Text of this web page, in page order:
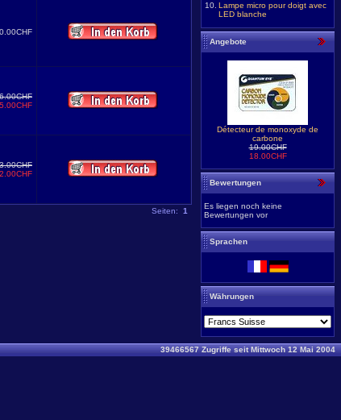
0.00CHF
Seiten: 1
10. Lampe micro pour doigt avec
LED blanche
Angebote
Détecteur de monoxyde de
carbone
19.00CHF
18.00CHF
Bewertungen
Es liegen noch keine
Bewertungen vor
Sprachen
Währungen
39466567 Zugriffe seit Mittwoch 12 Mai 2004